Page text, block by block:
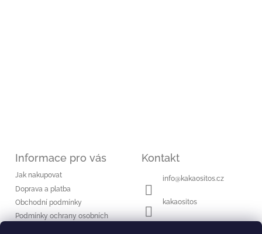
Informace pro vás
Jak nakupovat
Doprava a platba
Obchodní podmínky
Podmínky ochrany osobních
Kontakt
info@kakaositos.cz
kakaositos